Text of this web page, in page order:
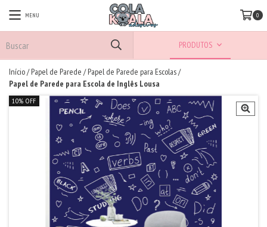
MENU 0
PRODUTOS
Início/ Papel de Parede / Papel de Parede para Escolas/
Papel de Parede para Escola de Inglês Lousa
10% OFF